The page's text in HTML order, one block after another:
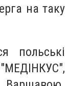
на таку
польські
"МЕДІНКУС",